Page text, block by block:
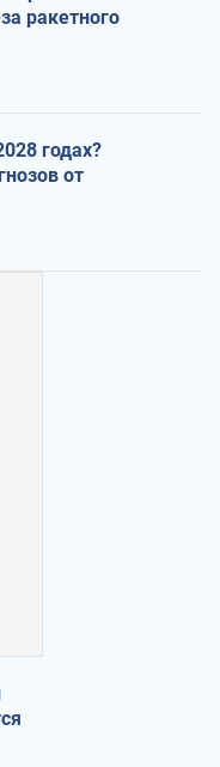
ракетного
годах?
от